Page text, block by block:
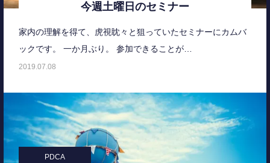
今週土曜日のセミナー
家内の理解を得て、虎視眈々と狙っていたセミナーにカムバ
ックです。 一か月ぶり。 参加できることが…
2019.07.08
PDCA